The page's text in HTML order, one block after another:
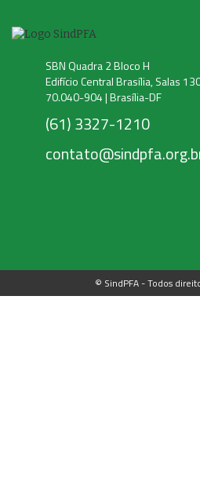
SBN Quadra 2 Bloco H
Edifício Central Brasília, Salas
70.040-904 | Brasília-DF
(61) 3327-1210
© SindPFA - Todos